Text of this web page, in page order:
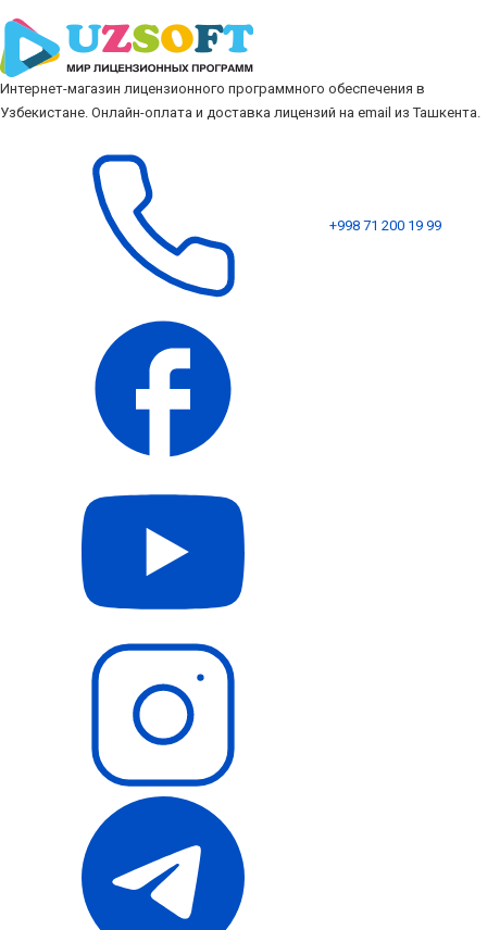
Интернет-магазин лицензионного программного обеспечения в
Узбекистане. Онлайн-оплата и доставка лицензий на email из Ташкента.
+998 71 200 19 99